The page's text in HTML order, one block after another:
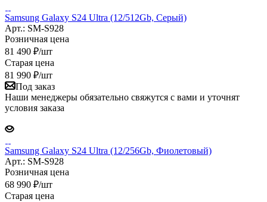
Samsung Galaxy S24 Ultra (12/512Gb, Серый)
Арт.: SM-S928
Розничная цена
81 490 ₽/шт
Старая цена
81 990 ₽/шт
Под заказ
Наши менеджеры обязательно свяжутся с вами и уточнят
условия заказа
Samsung Galaxy S24 Ultra (12/256Gb, Фиолетовый)
Арт.: SM-S928
Розничная цена
68 990 ₽/шт
Старая цена